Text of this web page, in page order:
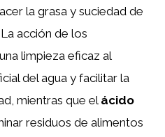
la grasa y suciedad de
acción de los
limpieza eficaz al
del agua y facilitar la
mientras que el ácido
residuos de alimentos